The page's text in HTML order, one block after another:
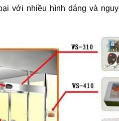
với nhiều hình dáng và